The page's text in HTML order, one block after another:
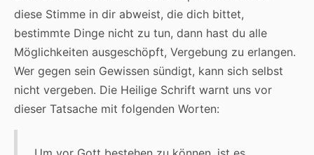
diese Stimme in dir abweist, die dich bittet,
bestimmte Dinge nicht zu tun, dann hast du alle
Möglichkeiten ausgeschöpft, Vergebung zu erlangen.
Wer gegen sein Gewissen sündigt, kann sich selbst
nicht vergeben. Die Heilige Schrift warnt uns vor
dieser Tatsache mit folgenden Worten: